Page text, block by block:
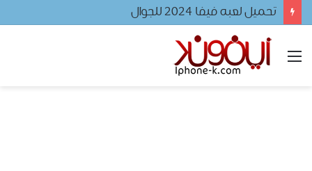
تحميل لعبه فيفا ٢٠٢٤ للجوال
القائمة